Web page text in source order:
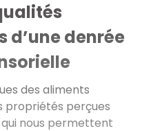
denrée
des aliments
propriétés perçues
nous permettent